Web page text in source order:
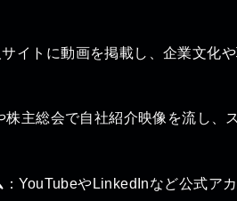
サイトに動画を掲載し、企業文化
株主総会で自社紹介映像を流し、
：YouTubeやLinkedInなど公式ア